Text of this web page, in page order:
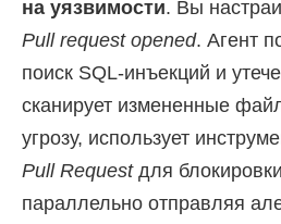
на уязвимости. Вы
Pull request opened. Агент
поиск SQL-инъекций и
сканирует измененные
угрозу, использует
Pull Requestдля
параллельно отправляя